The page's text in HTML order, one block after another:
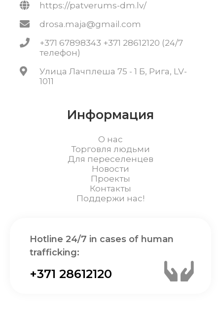
https://patverums-dm.lv/
drosa.maja@gmail.com
+371 67898343 +371 28612120 (24/7
телефон)
Улица Лачплеша 75 - 1 Б, Рига, LV-
1011
Информация
О нас
Торговля людьми
Для переселенцев
Новости
Проекты
Контакты
Поддержи нас!
Hotline 24/7 in cases of human
trafficking:
+371 28612120